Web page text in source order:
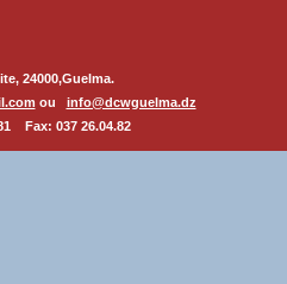
24000,Guelma.
ou info@dcwguelma.dz
Fax: 037 26.04.82